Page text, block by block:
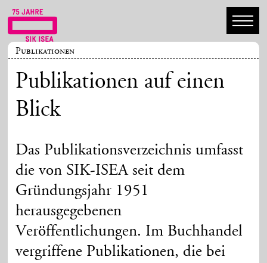
Publikationen
Publikationen auf einen
Blick
Das Publikationsverzeichnis umfasst
die von SIK-ISEA seit dem
Gründungsjahr 1951
herausgegebenen
Veröffentlichungen. Im Buchhandel
vergriffene Publikationen, die bei